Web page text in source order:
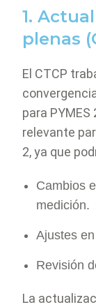
1.
plenas
El CTCP
para
relevante
2, ya que
Cambios
medición.
Ajustes
Revisión
La